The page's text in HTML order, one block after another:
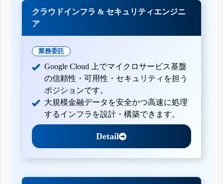
クラウドインフラ & セキュリティエンジニ
ア
業務委託
Google Cloud 上でマイクロサービス基盤
の信頼性・可用性・セキュリティを担う
ポジションです。
大規模金融データを安全かつ高速に処理
するインフラを設計・構築できます。
Detail